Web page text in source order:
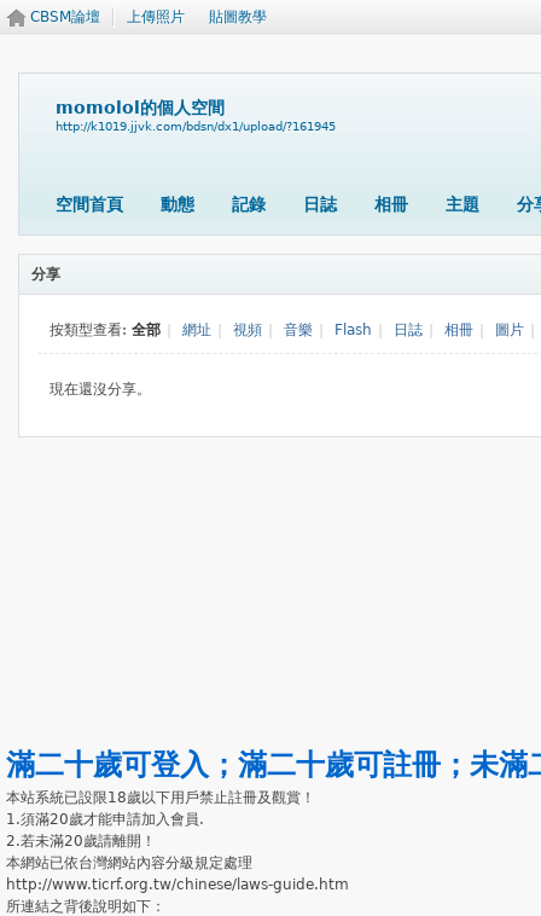
CBSM論壇 上傳照片 貼圖教學
momolol的個人空間
http://k1019.jjvk.com/bdsn/dx1/upload/?161945
空間首頁 動態 記錄 日誌 相冊 主題 分
分享
按類型查看: 全部 網址 視頻 音樂 Flash 日誌 相冊 圖片
現在還沒分享。
滿二十歲可登入 ； 滿二十歲可註冊 ； 未滿
本站系統已設限18歲以下用戶禁止註冊及觀賞！
1.須滿20歲才能申請加入會員.
2.若未滿20歲請離開！
本網站已依台灣網站內容分級規定處理
http://www.ticrf.org.tw/chinese/laws-guide.htm
所連結之背後說明如下：